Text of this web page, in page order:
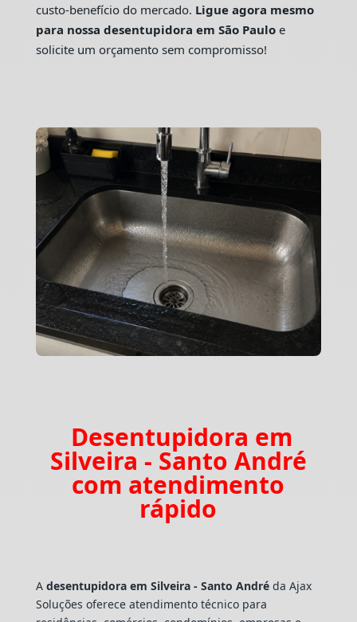
custo-benefício do mercado. Ligue agora mesmo
para nossa desentupidora em São Pauloe
solicite um orçamento sem compromisso!
Desentupidora em
Silveira - Santo André
com atendimento
rápido
A desentupidora em Silveira - Santo Andréda Ajax
Soluções oferece atendimento técnico para